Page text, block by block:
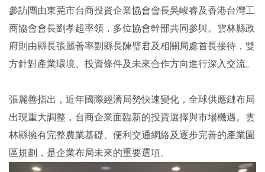
參訪團由東莞市台商投資企業協會會長吳峻睿及香港台灣工
商協會會長劉孝超率領，多位協會幹部共同參與。雲林縣政
府則由縣長張麗善率副縣長陳璧君及相關局處首長接待，雙
方針對產業環境、投資條件及未來合作方向進行深入交流。
張麗善指出，近年國際經濟局勢快速變化，全球供應鏈布局
出現重大調整，台商企業面臨新的投資選擇與市場機遇。雲
林縣擁有完整農業基礎、便利交通網絡及逐步完善的產業園
區規劃，是企業布局未來的重要選項。